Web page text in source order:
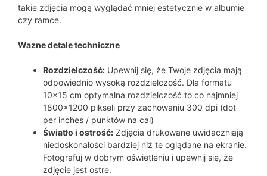
takie zdjęcia mogą wyglądać mniej estetycznie w albumie
czy ramce.
Wazne detale techniczne
Rozdzielczość: Upewnij się, że Twoje zdjęcia mają
odpowiednio wysoką rozdzielczość. Dla formatu
10×15 cm optymalna rozdzielczość to co najmniej
1800×1200 pikseli przy zachowaniu 300 dpi (dot
per inches / punktów na cal)
Światło i ostrość: Zdjęcia drukowane uwidaczniają
niedoskonałości bardziej niż te oglądane na ekranie.
Fotografuj w dobrym oświetleniu i upewnij się, że
zdjęcie jest ostre.